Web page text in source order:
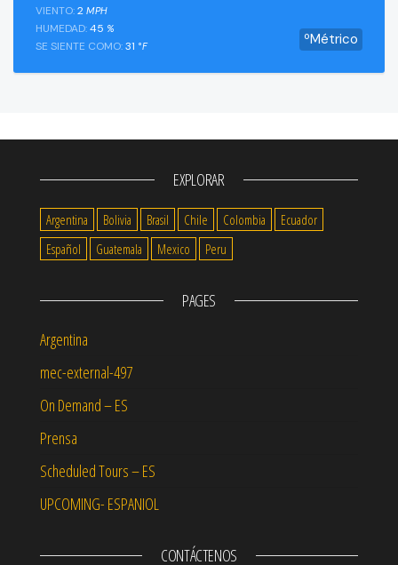
ºMétrico
VIENTO:2 MPH
HUMEDAD:45 %
SE SIENTE COMO:31 °F
EXPLORAR
Argentina Bolivia Brasil Chile Colombia
Ecuador
Español
Guatemala Mexico Peru
PAGES
Argentina
mec-external-497
On Demand – ES
Prensa
Scheduled Tours – ES
UPCOMING- ESPANIOL
CONTÁCTENOS